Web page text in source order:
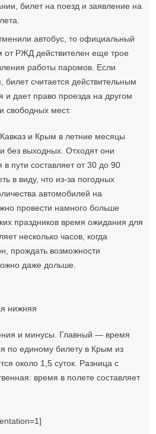
билет на поезд и заявление на
автобус, то официальный
от РЖД действителен еще трое
работы паромов. Если
билет считается действительным
и дает право проезда на другом
свободных мест.
и Крым в летние месяцы
без выходных. Отходят они
пути составляет от 30 до 90
в виду, что из-за погодных
автомобилей на
провести намного больше
праздников время ожидания для
несколько часов, когда
прождать возможности
даже дольше.
нижняя
и минусы. Главный — время
по единому билету в Крым из
около 1,5 суток. Разница с
время в полете составляет